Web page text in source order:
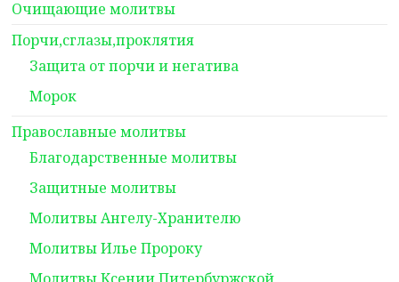
Очищающие молитвы
Порчи,сглазы,проклятия
Защита от порчи и негатива
Морок
Православные молитвы
Благодарственные молитвы
Защитные молитвы
Молитвы Ангелу-Хранителю
Молитвы Илье Пророку